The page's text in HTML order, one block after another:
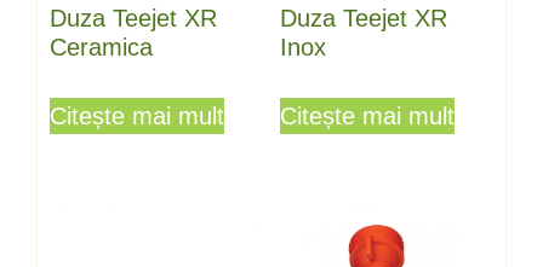
Duza Teejet XR
Ceramica
Citește mai mult
Duza Teejet XR
Inox
Citește mai mult